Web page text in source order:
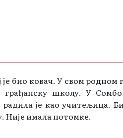
је био ковач. У свом родном
школу. У
је као учитељица.
Није имала потомке.